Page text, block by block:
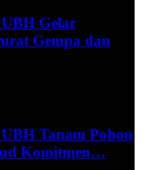
Gelar
Gempa dan
Tanam Pohon
Komitmen…